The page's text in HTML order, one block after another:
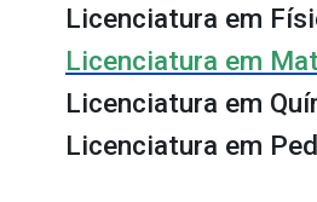
Licenciatura em
Licenciatura em
Licenciatura em
Licenciatura em